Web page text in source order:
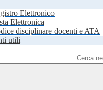
Elettronico
Elettronica
disciplinare docenti e ATA
utili